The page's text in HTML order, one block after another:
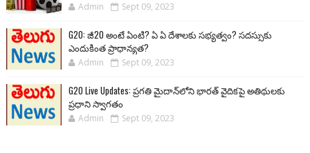
Admin Sept 09, 2023
G20: జీ20 అంటే ఏంటి? ఏ ఏ దేశాలకు సభ్యత్వం? సదస్సుకు
ఎందుకింత ప్రాధాన్యత?
Admin Sept 09, 2023
G20 Live Updates: ప్రగతి మైదాన్‌లోని భారత్ వైదికపై అతిథులకు
ప్రధాని స్వాగతం
Admin Sept 09, 2023